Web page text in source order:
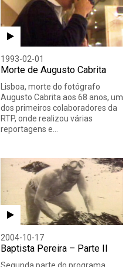
1993-02-01
Morte de Augusto Cabrita
Lisboa, morte do fotógrafo
Augusto Cabrita aos 68 anos, um
dos primeiros colaboradores da
RTP, onde realizou várias
reportagens e…
2004-10-17
Baptista Pereira – Parte II